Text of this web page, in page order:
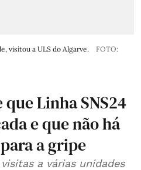
visitou a ULS do Algarve.
FOTO:
Linha SNS24
e que não há
a gripe
a várias unidades